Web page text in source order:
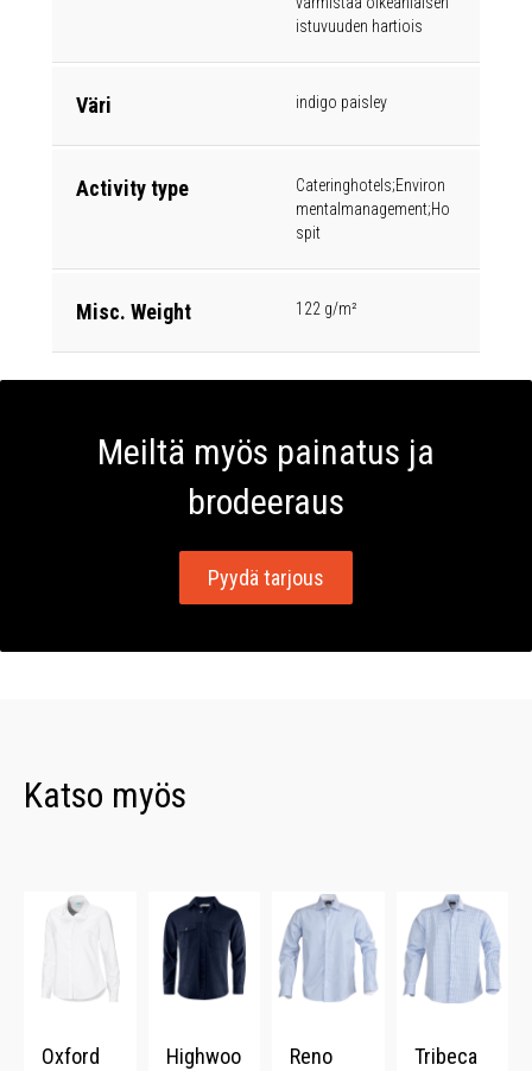
istuvuuden hartiois
Väri indigo paisley
Activity type
Cateringhotels;Environ
mentalmanagement;Ho
spit
Misc. Weight 122 g/m²
Meiltä myös painatus ja
brodeeraus
Pyydä tarjous
Katso myös
Oxford
Highwoo
Reno Tribeca